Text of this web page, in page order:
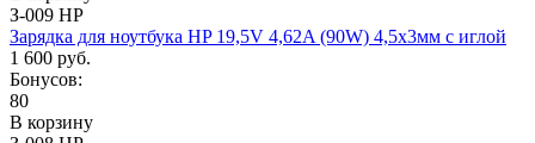
З-009 HP
Зарядка для ноутбука HP 19,5V 4,62A (90W) 4,5x3мм с иглой
1 600 руб.
Бонусов:
80
В корзину